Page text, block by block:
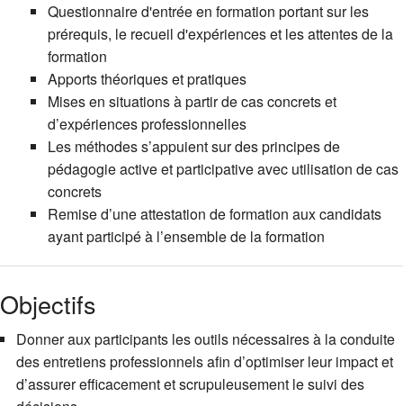
Questionnaire d'entrée en formation portant sur les
prérequis, le recueil d'expériences et les attentes de la
formation
Apports théoriques et pratiques
Mises en situations à partir de cas concrets et
d’expériences professionnelles
Les méthodes s’appuient sur des principes de
pédagogie active et participative avec utilisation de cas
concrets
Remise d’une attestation de formation aux candidats
ayant participé à l’ensemble de la formation
Objectifs
Donner aux participants les outils nécessaires à la conduite
des entretiens professionnels afin d’optimiser leur impact et
d’assurer efficacement et scrupuleusement le suivi des